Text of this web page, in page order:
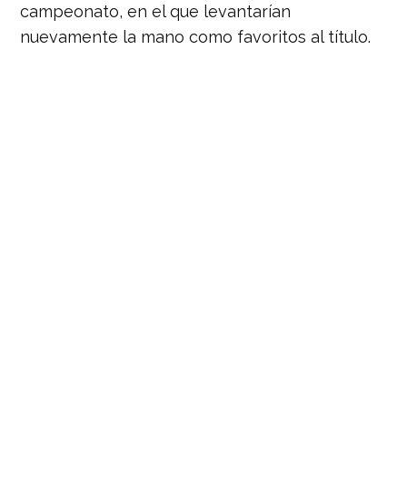
campeonato, en el que levantarían
nuevamente la mano como favoritos al título.